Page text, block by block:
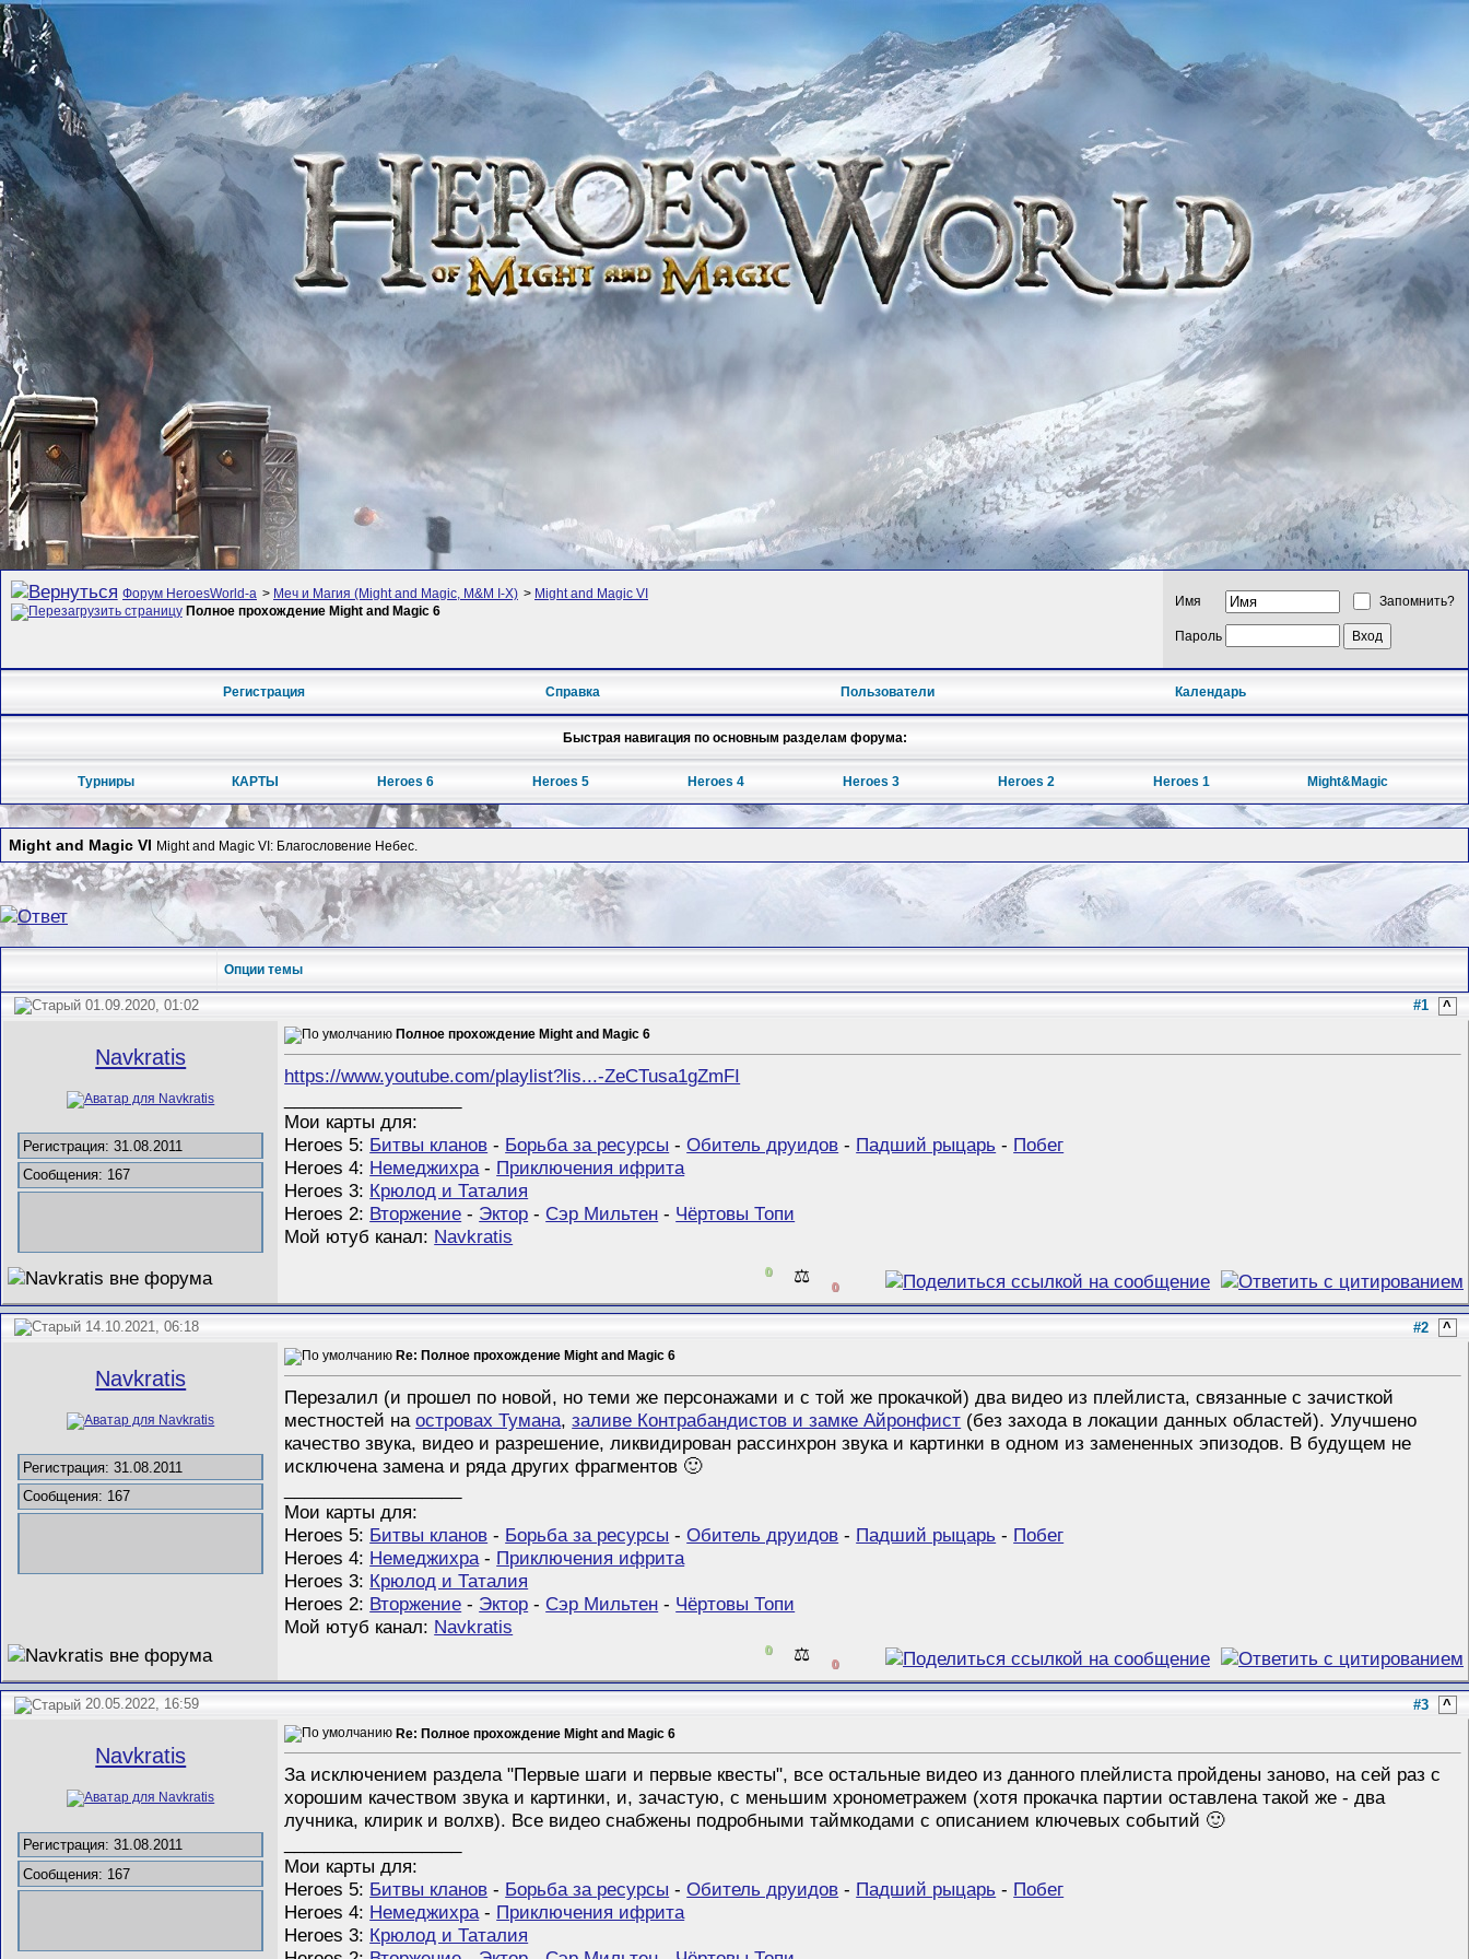
Форум HeroesWorld-а > Меч и Магия (Might and Magic, M&M I-X) > Might and Magic VI
Полное прохождение Might and Magic 6
Имя Запомнить?
Пароль
Регистрация Справка Пользователи Календарь
Быстрая навигация по основным разделам форума:
Турниры КАРТЫ Heroes 6 Heroes 5 Heroes 4 Heroes 3 Heroes 2 Heroes 1 Might&Magic
Might and Magic VI Might and Magic VI: Благословение Небес.
Опции темы
01.09.2020, 01:02 #1 ^
Navkratis
Регистрация: 31.08.2011
Сообщения: 167
Полное прохождение Might and Magic 6
https://www.youtube.com/playlist?lis...-ZeCTusa1gZmFI
Мои карты для:
Heroes 5: Битвы кланов - Борьба за ресурсы -Обитель друидов - Падший рыцарь - Побег
Heroes 4: Немеджихра - Приключения ифрита
Heroes 3: Крюлод и Таталия
Heroes 2: Вторжение - Эктор - Сэр Мильтен - Чёртовы Топи
Мой ютуб канал: Navkratis
0 ⚖️ 0
14.10.2021, 06:18 #2 ^
Navkratis
Регистрация: 31.08.2011
Сообщения: 167
Re: Полное прохождение Might and Magic 6
Перезалил (и прошел по новой, но теми же персонажами и с той же прокачкой) два видео из плейлиста, связанные с зачисткой
местностей наостровах Тумана,заливе Контрабандистов и замке Айронфист (без захода в локации данных областей). Улучшено
качество звука, видео и разрешение, ликвидирован рассинхрон звука и картинки в одном из замененных эпизодов. В будущем не
исключена замена и ряда других фрагментов 🙂
Мои карты для:
Heroes 5: Битвы кланов - Борьба за ресурсы -Обитель друидов - Падший рыцарь - Побег
Heroes 4: Немеджихра - Приключения ифрита
Heroes 3: Крюлод и Таталия
Heroes 2: Вторжение - Эктор - Сэр Мильтен - Чёртовы Топи
Мой ютуб канал: Navkratis
0 ⚖️ 0
20.05.2022, 16:59 #3 ^
Navkratis
Регистрация: 31.08.2011
Сообщения: 167
Re: Полное прохождение Might and Magic 6
За исключением раздела "Первые шаги и первые квесты", все остальные видео из данного плейлиста пройдены заново, на сей раз с
хорошим качеством звука и картинки, и, зачастую, с меньшим хронометражем (хотя прокачка партии оставлена такой же - два
лучника, клирик и волхв). Все видео снабжены подробными таймкодами с описанием ключевых событий 🙂
Мои карты для:
Heroes 5: Битвы кланов - Борьба за ресурсы -Обитель друидов - Падший рыцарь - Побег
Heroes 4: Немеджихра - Приключения ифрита
Heroes 3: Крюлод и Таталия